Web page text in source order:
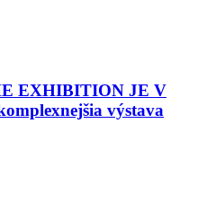
EXHIBITION JE V
výstava